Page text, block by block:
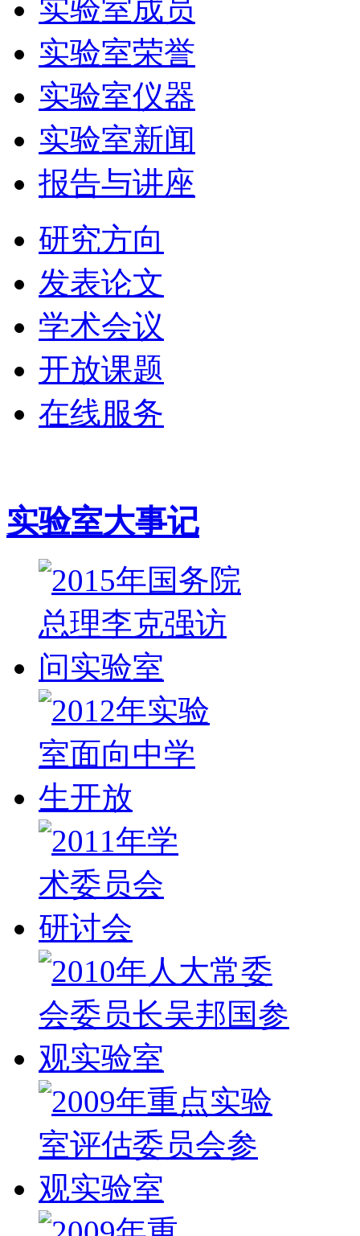
实验室成员
实验室荣誉
实验室仪器
实验室新闻
报告与讲座
研究方向
发表论文
学术会议
开放课题
在线服务
实验室大事记